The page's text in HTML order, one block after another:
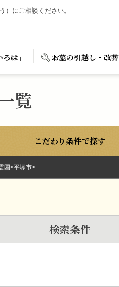
）にご相談ください。
は」 お墓の引越し・改葬
覧
こだわり条件で探す
園<平塚市>
検索条件